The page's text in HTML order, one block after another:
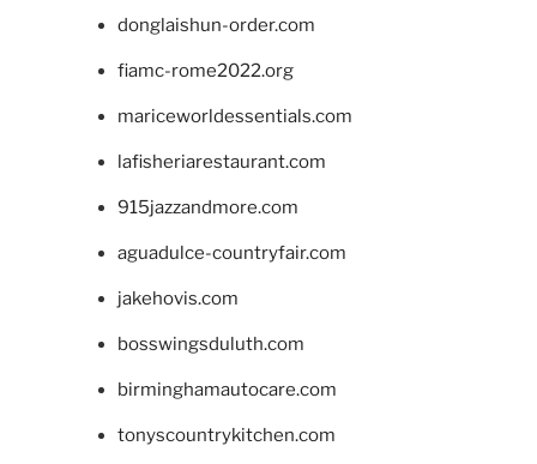
donglaishun-order.com
fiamc-rome2022.org
mariceworldessentials.com
lafisheriarestaurant.com
915jazzandmore.com
aguadulce-countryfair.com
jakehovis.com
bosswingsduluth.com
birminghamautocare.com
tonyscountrykitchen.com